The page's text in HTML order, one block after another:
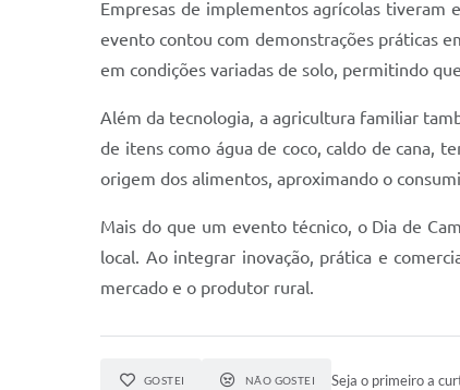
Empresas de implementos agrícolas tiveram
evento contou com demonstrações práticas
em condições variadas de solo, permitindo
Além da tecnologia, a agricultura familiar
de itens como água de coco, caldo de cana,
origem dos alimentos, aproximando o
Mais do que um evento técnico, o Dia de
local. Ao integrar inovação, prática e
mercado e o produtor rural.
GOSTEI NÃO GOSTEI Seja o primeiro a